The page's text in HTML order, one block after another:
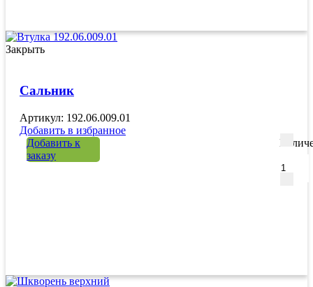
Закрыть
Сальник
Артикул: 192.06.009.01
Добавить в избранное
Добавить к
заказу